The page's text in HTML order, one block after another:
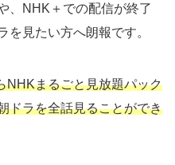
、NHK＋での配信が終了
を見たい方へ朗報です。
NHKまるごと見放題パック
ドラを全話見ることができ